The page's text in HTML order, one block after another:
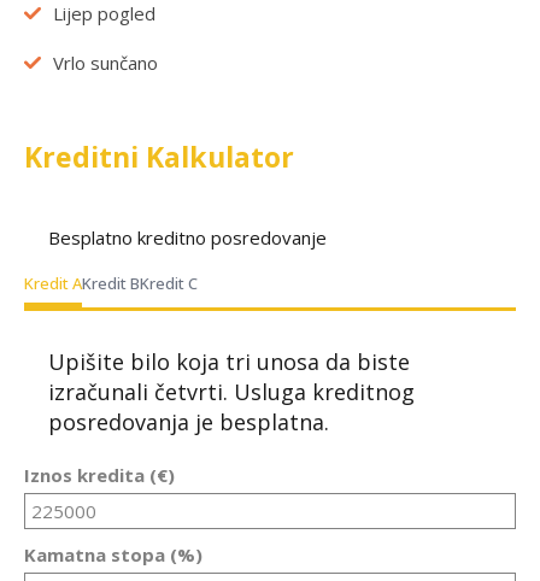
Lijep pogled
Vrlo sunčano
Kreditni Kalkulator
Besplatno kreditno posredovanje
Kredit AKredit BKredit C
Upišite bilo koja tri unosa da biste
izračunali četvrti. Usluga kreditnog
posredovanja je besplatna.
Iznos kredita (€)
Kamatna stopa (%)